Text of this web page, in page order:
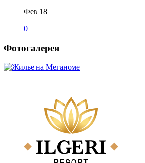
Фев 18
0
Фотогалерея